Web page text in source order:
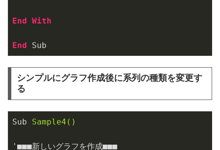
End With
End Sub
シンプルにグラフ作成後に系列の種類を変更す
る
Sub Sample4()
'■■■新しいグラフを作成■■■